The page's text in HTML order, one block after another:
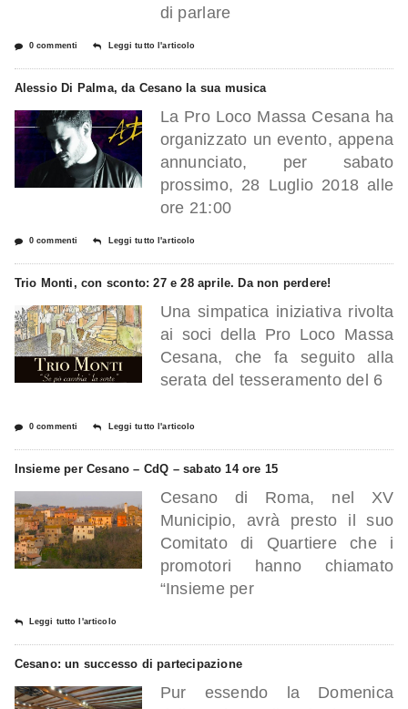
di parlare
0 commenti Leggi tutto l'articolo
Alessio Di Palma, da Cesano la sua musica
La Pro Loco Massa Cesana ha
organizzato un evento, appena
annunciato, per sabato
prossimo, 28 Luglio 2018 alle
ore 21:00
0 commenti Leggi tutto l'articolo
Trio Monti, con sconto: 27 e 28 aprile. Da non perdere!
Una simpatica iniziativa rivolta
ai soci della Pro Loco Massa
Cesana, che fa seguito alla
serata del tesseramento del 6
0 commenti Leggi tutto l'articolo
Insieme per Cesano – CdQ – sabato 14 ore 15
Cesano di Roma, nel XV
Municipio, avrà presto il suo
Comitato di Quartiere che i
promotori hanno chiamato
“Insieme per
Leggi tutto l'articolo
Cesano: un successo di partecipazione
Pur essendo la Domenica